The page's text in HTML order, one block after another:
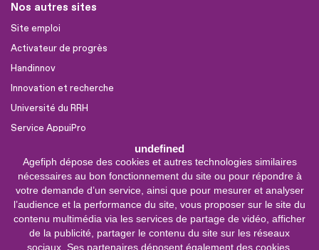
undefined
Agefiph dépose des cookies et autres technologies similaires
nécessaires au bon fonctionnement du site ou pour répondre à
votre demande d’un service, ainsi que pour mesurer et analyser
l’audience et la performance du site, vous proposer sur le site du
contenu multimédia via les services de partage de vidéo, afficher
de la publicité, partager le contenu du site sur les réseaux
sociaux. Ses partenaires déposent également des cookies.
Nos autres sites
Site emploi
Activateur de progrès
Handinnov
Innovation et recherche
Université du RRH
Service AppuiPro
Nous suivre
Youtube
Linkedin
Facebook